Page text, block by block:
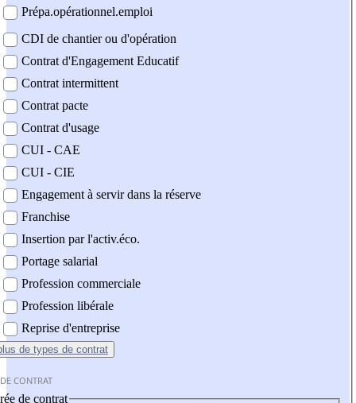
Prépa.opérationnel.emploi
CDI de chantier ou d'opération
Contrat d'Engagement Educatif
Contrat intermittent
Contrat pacte
Contrat d'usage
CUI - CAE
CUI - CIE
Engagement à servir dans la réserve
Franchise
Insertion par l'activ.éco.
Portage salarial
Profession commerciale
Profession libérale
Reprise d'entreprise
de types de contrat
CONTRAT
de contrat